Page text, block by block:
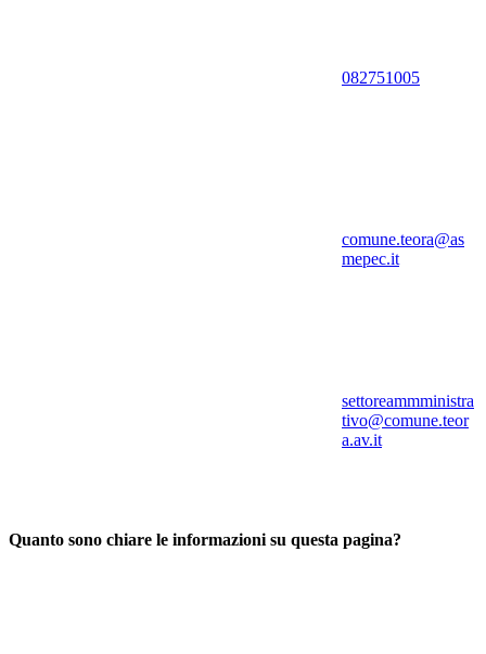
082751005
comune.teora@as
mepec.it
settoreammministra
tivo@comune.teor
a.av.it
Quanto sono chiare le informazioni su questa pagina?